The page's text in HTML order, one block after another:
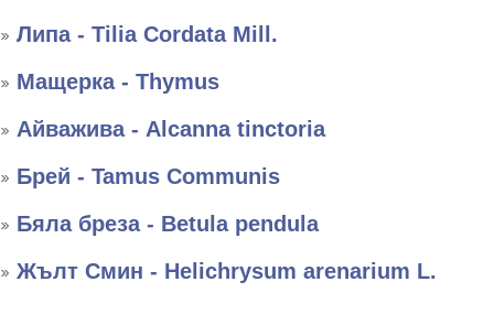
Липа - Tilia Cordata Mill.
Мащерка - Thymus
Айважива - Alcanna tinctoria
Брей - Tamus Communis
Бяла бреза - Betula pendula
Жълт Смин - Helichrysum arenarium L.